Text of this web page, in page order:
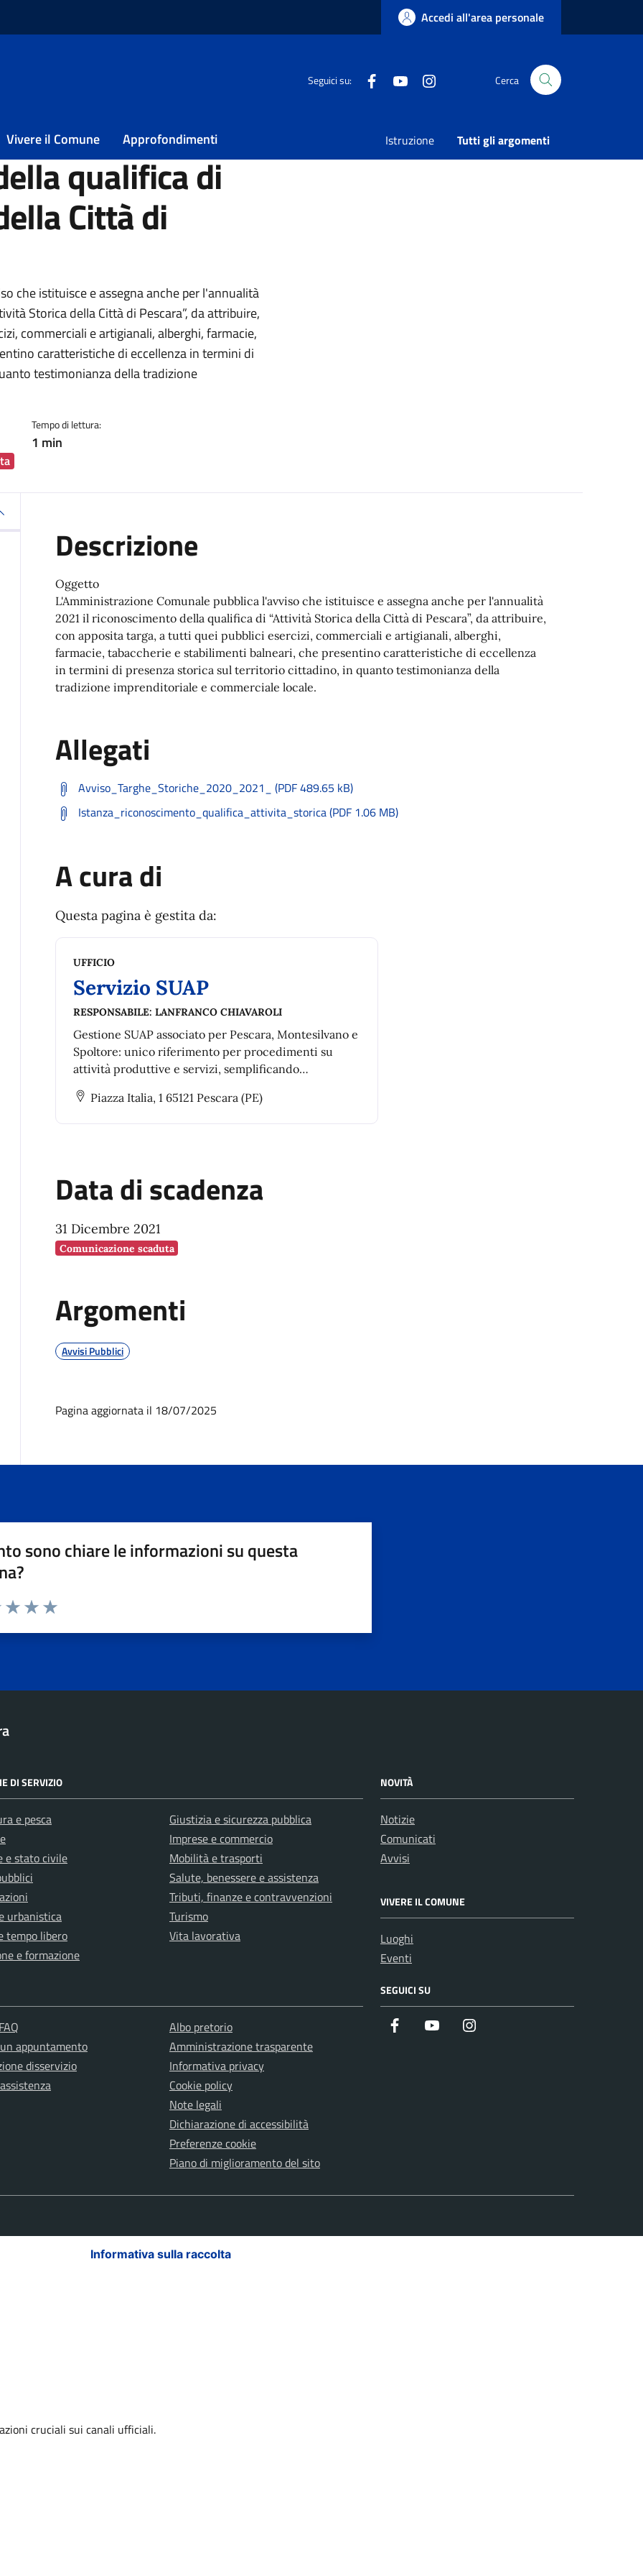
Accedi all'area personale
Seguici su: FacebookYoutube Cerca
Vivere il Comune Approfondimenti Istruzione Tutti gli argomenti
riconoscimento della qualifica di “Attività storica della Città di Pescara”
il
qualifica di
Città di
che istituisce e assegna anche per l'annualità
Storica della Città di Pescara”, da attribuire,
commerciali e artigianali, alberghi, farmacie,
caratteristiche di eccellenza in termini di
testimonianza della tradizione
Tempo di lettura:
1 min
Descrizione
Oggetto
L'Amministrazione Comunale pubblica l'avviso che istituisce e assegna anche per l'annualità
2021 il riconoscimento della qualifica di “Attività Storica della Città di Pescara”, da attribuire,
con apposita targa, a tutti quei pubblici esercizi, commerciali e artigianali, alberghi,
farmacie, tabaccherie e stabilimenti balneari, che presentino caratteristiche di eccellenza
in termini di presenza storica sul territorio cittadino, in quanto testimonianza della
tradizione imprenditoriale e commerciale locale.
Allegati
Avviso_Targhe_Storiche_2020_2021_ (PDF 489.65 kB)
Istanza_riconoscimento_qualifica_attivita_storica (PDF 1.06 MB)
A cura di
Questa pagina è gestita da:
UFFICIO
Servizio SUAP
RESPONSABILE: LANFRANCO CHIAVAROLI
Gestione SUAP associato per Pescara, Montesilvano e
Spoltore: unico riferimento per procedimenti su
attività produttive e servizi, semplificando
trasferimenti, cessazioni e riattivazioni.
Piazza Italia, 1 65121 Pescara (PE)
Data di scadenza
31 Dicembre 2021
Comunicazione scaduta
Argomenti
Avvisi Pubblici
Pagina aggiornata il 18/07/2025
sono chiare le informazioni su questa
DI SERVIZIO
e pesca
e stato civile
urbanistica
tempo libero
e formazione
Giustizia e sicurezza pubblica
Imprese e commercio
Mobilità e trasporti
Salute, benessere e assistenza
Tributi, finanze e contravvenzioni
Turismo
Vita lavorativa
NOVITÀ
Notizie
Comunicati
Avvisi
VIVERE IL COMUNE
Luoghi
Eventi
appuntamento
disservizio
Albo pretorio
Amministrazione trasparente
Informativa privacy
Cookie policy
Note legali
Dichiarazione di accessibilità
Preferenze cookie
Piano di miglioramento del sito
SEGUICI SU
Facebook Youtube
Informativa sulla raccolta